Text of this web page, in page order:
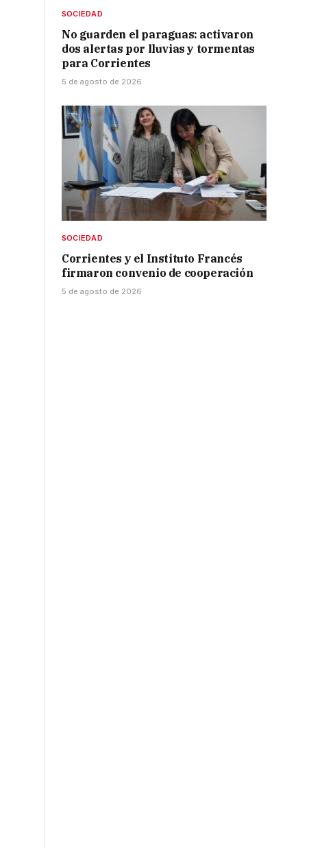
SOCIEDAD
No guarden el paraguas: activaron
dos alertas por lluvias y tormentas
para Corrientes
5 de agosto de 2026
SOCIEDAD
Corrientes y el Instituto Francés
firmaron convenio de cooperación
5 de agosto de 2026